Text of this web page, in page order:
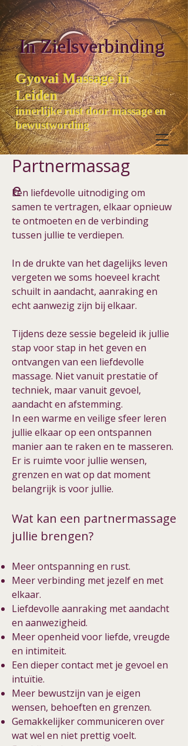
In Zielsverbinding
Gyovai Massage in
Leiden
innerlijke rust door massage en
bewustwording
Een liefdevolle uitnodiging om
samen te vertragen, elkaar opnieuw
te ontmoeten en de verbinding
tussen jullie te verdiepen.
In de drukte van het dagelijks leven
vergeten we soms hoeveel kracht
schuilt in aandacht, aanraking en
echt aanwezig zijn bij elkaar.
Tijdens deze sessie begeleid ik jullie
stap voor stap in het geven en
ontvangen van een liefdevolle
massage. Niet vanuit prestatie of
techniek, maar vanuit gevoel,
aandacht en afstemming.
In een warme en veilige sfeer leren
jullie elkaar op een ontspannen
manier aan te raken en te masseren.
Er is ruimte voor jullie wensen,
grenzen en wat op dat moment
belangrijk is voor jullie.
Wat kan een partnermassage
jullie brengen?
Meer ontspanning en rust.
Meer verbinding met jezelf en met
elkaar.
Liefdevolle aanraking met aandacht
en aanwezigheid.
Meer openheid voor liefde, vreugde
en intimiteit.
Een dieper contact met je gevoel en
intuïtie.
Meer bewustzijn van je eigen
wensen, behoeften en grenzen.
Gemakkelijker communiceren over
wat wel en niet prettig voelt.
Partnermassag
e